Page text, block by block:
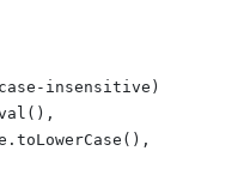
insensitive)